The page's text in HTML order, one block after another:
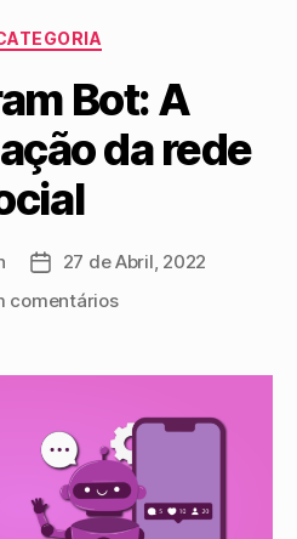
Bot: A
da rede
27 de Abril, 2022
comentários